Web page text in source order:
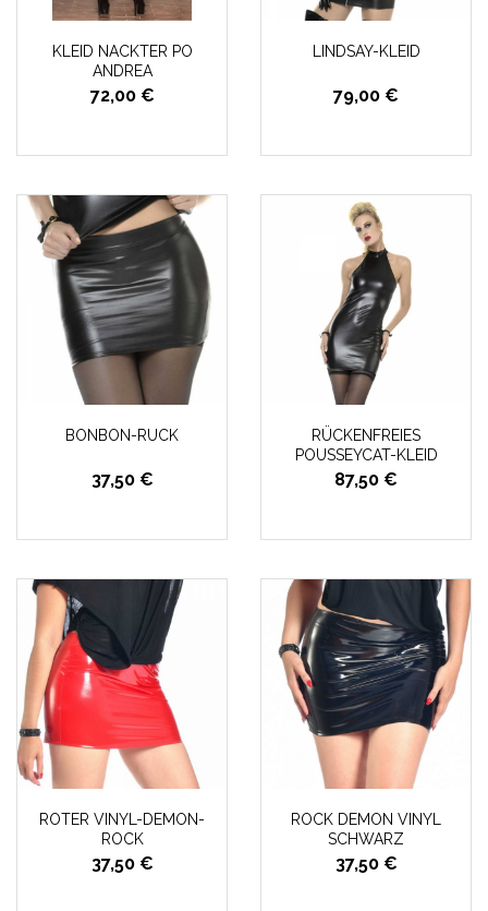
KLEID NACKTER PO
ANDREA
72,00 €
LINDSAY-KLEID
79,00 €
BONBON-RUCK
37,50 €
RÜCKENFREIES
POUSSEYCAT-KLEID
87,50 €
ROTER VINYL-DEMON-
ROCK
37,50 €
ROCK DEMON VINYL
SCHWARZ
37,50 €